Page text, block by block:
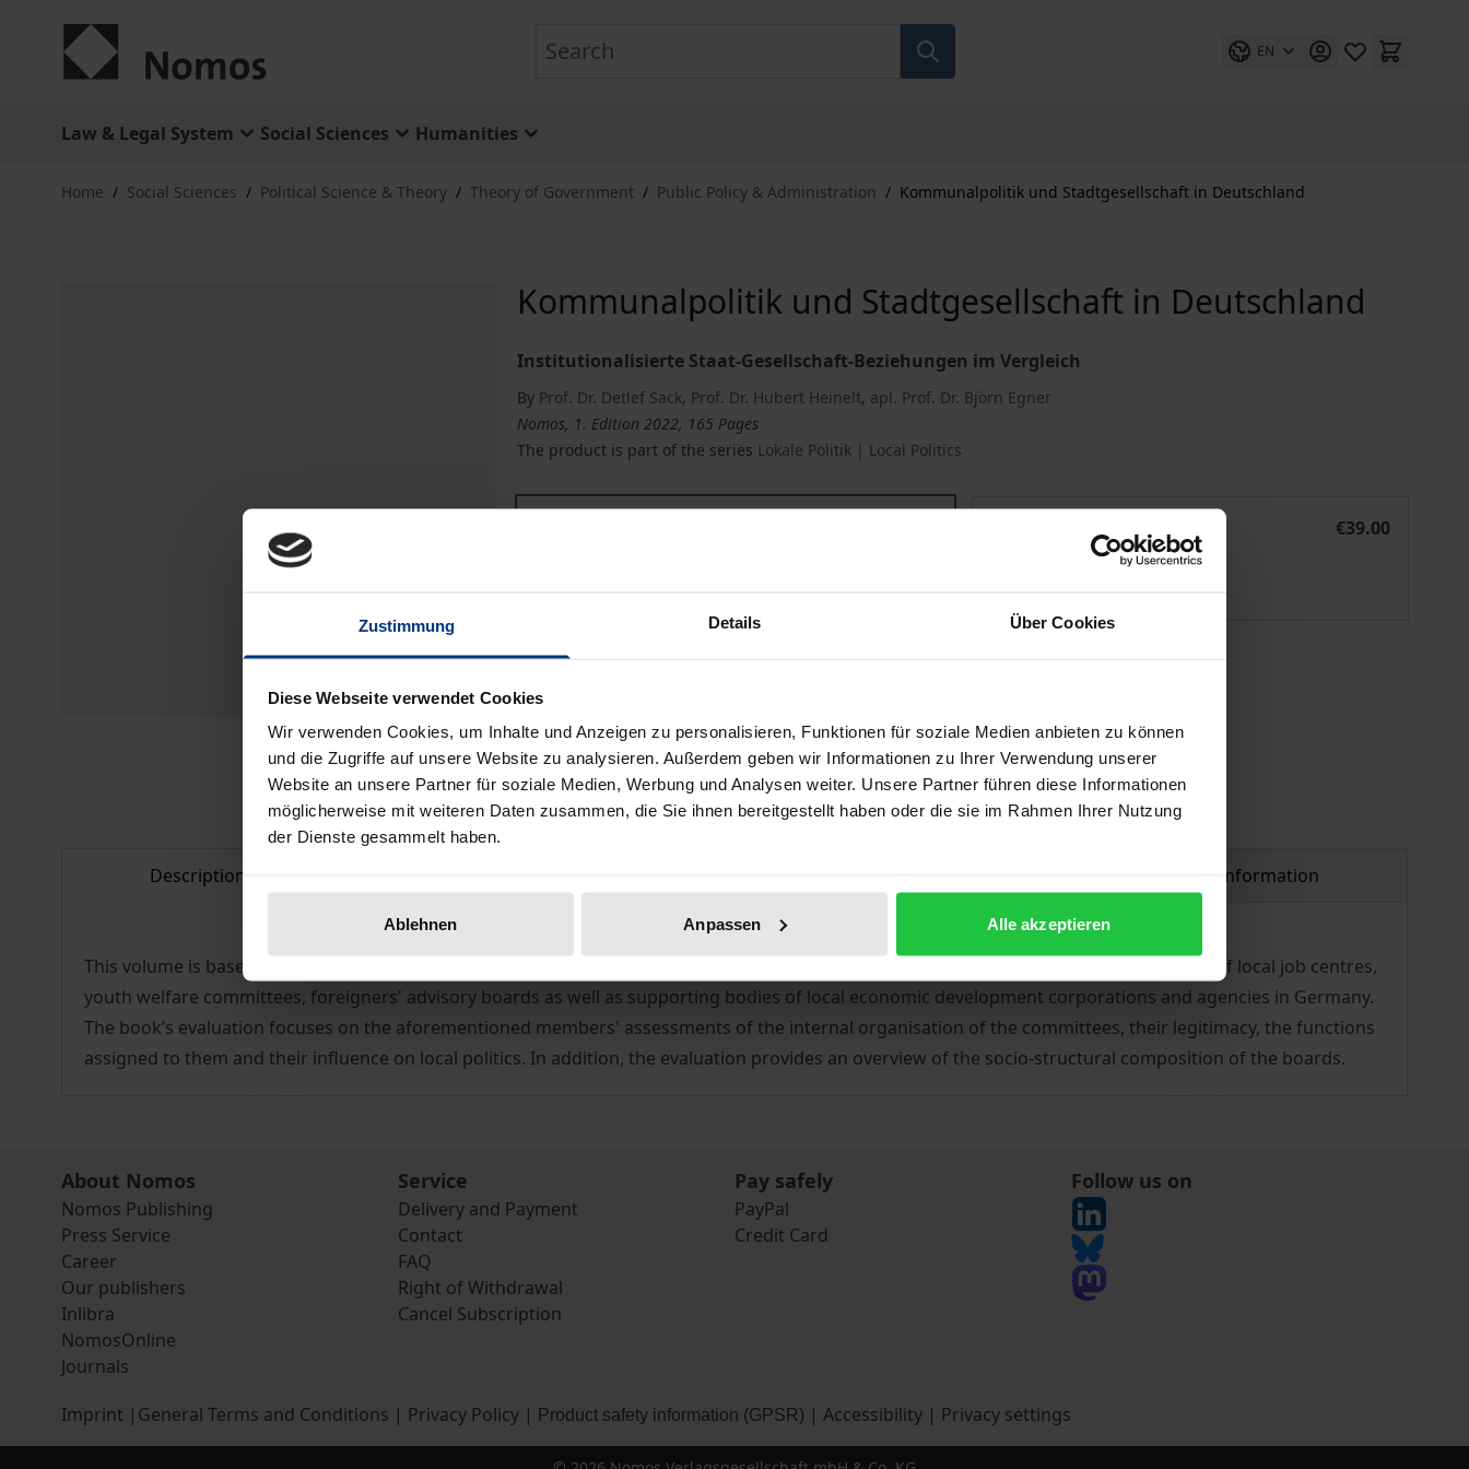
Zustimmung Details Über Cookies
Diese Webseite verwendet Cookies
Wir verwenden Cookies, um Inhalte und Anzeigen zu personalisieren, Funktionen für soziale Medien anbieten zu können
und die Zugriffe auf unsere Website zu analysieren. Außerdem geben wir Informationen zu Ihrer Verwendung unserer
Website an unsere Partner für soziale Medien, Werbung und Analysen weiter. Unsere Partner führen diese Informationen
möglicherweise mit weiteren Daten zusammen, die Sie ihnen bereitgestellt haben oder die sie im Rahmen Ihrer Nutzung
der Dienste gesammelt haben.
Ablehnen Anpassen Alle akzeptieren
EN
Law & Legal System Social Sciences Humanities
Home / Social Sciences / Political Science & Theory / Theory of Government / Public Policy & Administration / Kommunalpolitik und Stadtgesellschaft in Deutschland
Kommunalpolitik und Stadtgesellschaft in Deutschland
Institutionalisierte Staat-Gesellschaft-Beziehungen im Vergleich
By Prof. Dr. Detlef Sack, Prof. Dr. Hubert Heinelt, apl. Prof. Dr. Björn Egner
Nomos, 1. Edition 2022, 165 Pages
The product is part of the series Lokale Politik | Local Politics
Kommunalpolitik und Stadtgesellschaft in DeutschlandKommunalpolitik und Stadtgesellschaft in Deutschland
€39.00
ISBN 978-3-7489-3183-6
Prices include VAT. Depending on the delivery address, VAT may vary at checkout.
Add to Cart Add to Wish List
Delivery cost notice
Description Product safety information
This volume is based on an online survey among members of administrative committees of local employment agencies, advisory boards of local job centres,
youth welfare committees, foreigners' advisory boards as well as supporting bodies of local economic development corporations and agencies in Germany.
The book’s evaluation focuses on the aforementioned members' assessments of the internal organisation of the committees, their legitimacy, the functions
assigned to them and their influence on local politics. In addition, the evaluation provides an overview of the socio-structural composition of the boards.
About Nomos
Nomos Publishing
Press Service
Career
Our publishers
Inlibra
NomosOnline
Journals
Service
Delivery and Payment
Contact
FAQ
Right of Withdrawal
Cancel Subscription
Pay safely
PayPal
Credit Card
Follow us on
Imprint | General Terms and Conditions | Privacy Policy | Product safety information (GPSR) | Accessibility | Privacy settings